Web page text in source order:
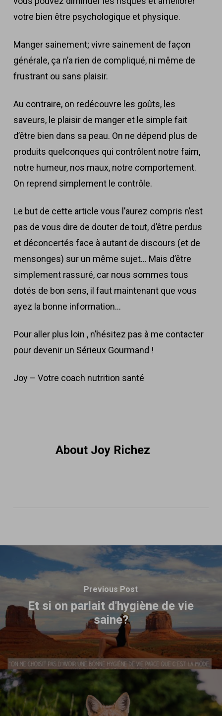
votre bien être psychologique et physique.
Manger sainement; vivre sainement de façon
générale, ça n’a rien de compliqué, ni même de
frustrant ou sans plaisir.
Au contraire, on redécouvre les goûts, les
saveurs, le plaisir de manger et le simple fait
d’être bien dans sa peau. On ne dépend plus de
produits quelconques qui contrôlent notre faim,
notre humeur, nos maux, notre comportement.
On reprend simplement le contrôle.
Le but de cette article vous l’aurez compris n’est
pas de vous dire de douter de tout, d’être perdus
et déconcertés face à autant de discours (et de
mensonges) sur un même sujet… Mais d’être
simplement rassuré, car nous sommes tous
dotés de bon sens, il faut maintenant que vous
ayez la bonne information…
Pour aller plus loin , n’hésitez pas à me contacter
pour devenir un Sérieux Gourmand !
Joy – Votre coach nutrition santé
AboutJoy Richez
Previous Post
Et si on parlait d'hygiène de vie
saine?